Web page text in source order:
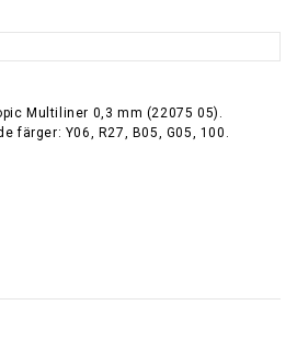
Multiliner 0,3 mm (22075 05).
färger: Y06, R27, B05, G05, 100.